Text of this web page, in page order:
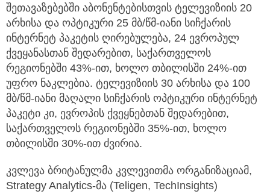
შეთავაზებებში აბონენტებისთვის ტელევიზიის 20
არხისა და ოპტიკური 25 მბ/წმ-იანი სიჩქარის
ინტერნეტ პაკეტის ღირებულება, 24 ევროპულ
ქვეყანასთან შედარებით, საქართველოს
რეგიონებში 43%-ით, ხოლო თბილისში 24%-ით
უფრო ნაკლებია. ტელევიზიის 30 არხისა და 100
მბ/წმ-იანი მაღალი სიჩქარის ოპტიკური ინტერნეტ
პაკეტი კი, ევროპის ქვეყნებთან შედარებით,
საქართველოს რეგიონებში 35%-ით, ხოლო
თბილისში 30%-ით ძვირია.
კვლევა ბრიტანულმა კვლევითმა ორგანიზაციამ,
Strategy Analytics-მა (Teligen, TechInsights)